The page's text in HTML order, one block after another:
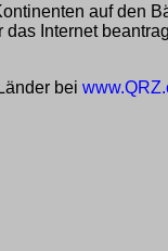
auf den
Internet
bei